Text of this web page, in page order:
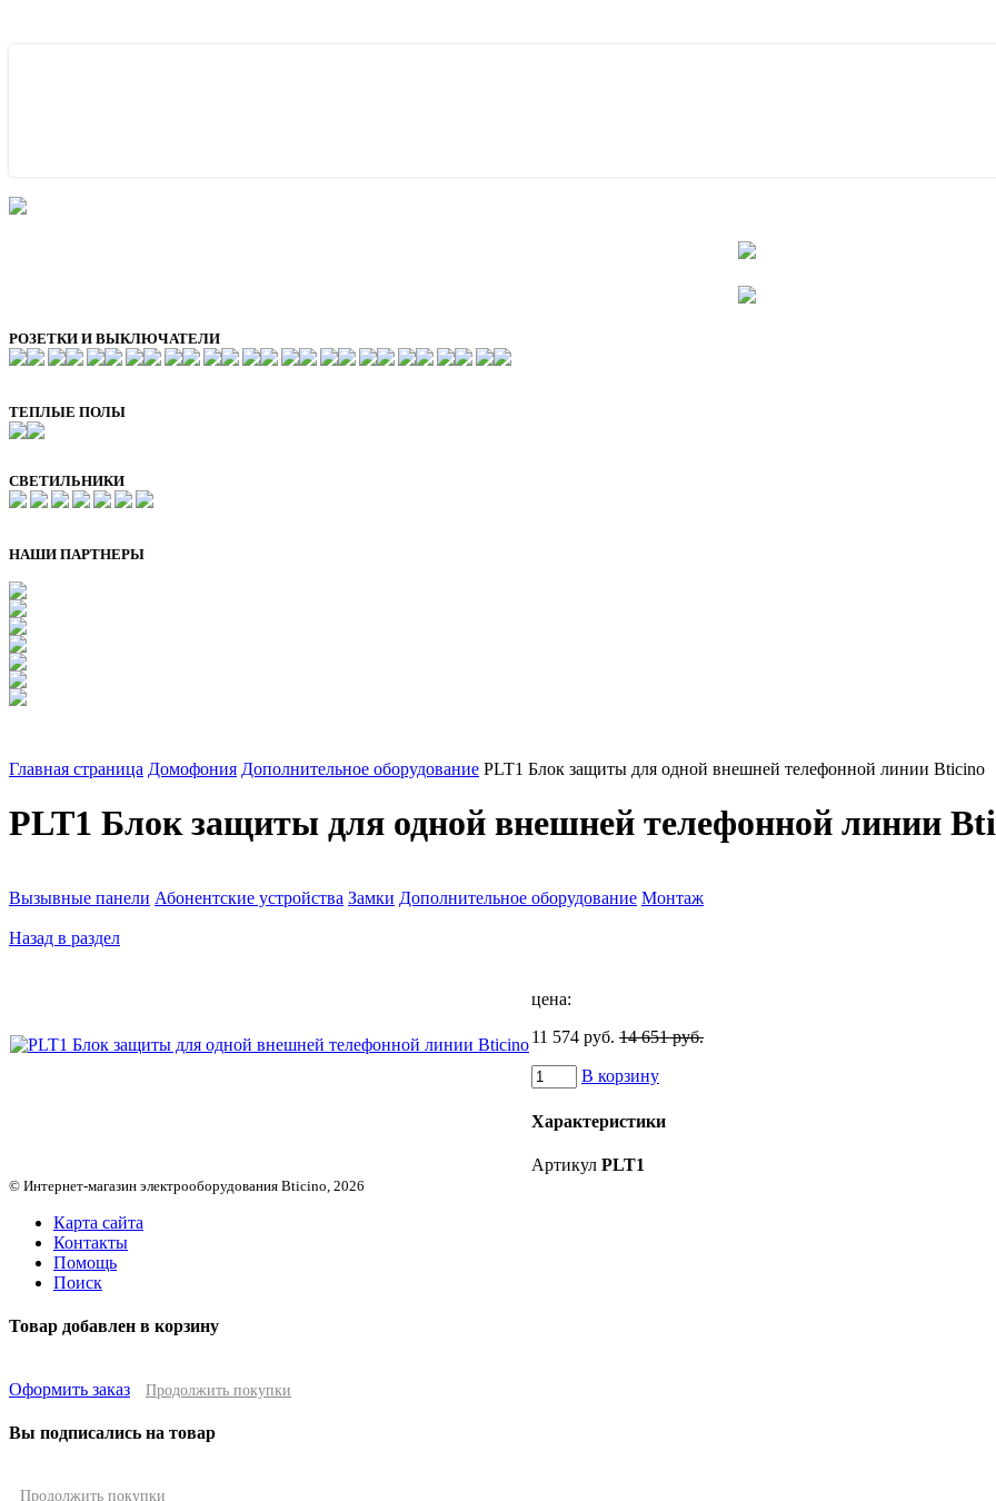
РОЗЕТКИ И ВЫКЛЮЧАТЕЛИ
ТЕПЛЫЕ ПОЛЫ
СВЕТИЛЬНИКИ
НАШИ ПАРТНЕРЫ
Главная страница Домофония Дополнительное оборудование PLT1 Блок защиты для одной внешней телефонной линии Bticino
PLT1 Блок защиты для одной внешней телефонной линии
Вызывные панели Абонентские устройства Замки Дополнительное оборудование Монтаж
Назад в раздел
цена:
11 574 руб. 14 651 руб.
В корзину
Характеристики
Артикул PLT1
© Интернет-магазин электрооборудования Bticino, 2026
Карта сайта
Контакты
Помощь
Поиск
Товар добавлен в корзину
Оформить заказ Продолжить покупки
Вы подписались на товар
Продолжить покупки